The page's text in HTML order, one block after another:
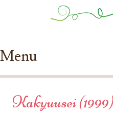
Menu
Ir para conteúdo
Kakyuusei